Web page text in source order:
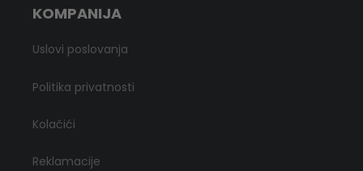
KOMPANIJA
Uslovi poslovanja
Politika privatnosti
Kolačići
Reklamacije